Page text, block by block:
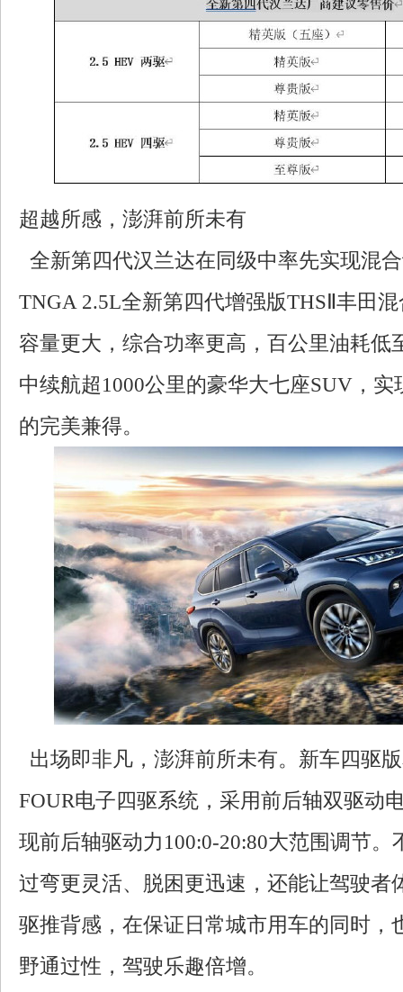
超越所感，澎湃前所未有
全新第四代汉兰达在同级中率先实现混
TNGA 2.5L全新第四代增强版THSⅡ丰田
容量更大，综合功率更高，百公里油耗低
中续航超1000公里的豪华大七座SUV，
的完美兼得。
出场即非凡，澎湃前所未有。新车四驱
FOUR电子四驱系统，采用前后轴双驱动
现前后轴驱动力100:0-20:80大范围调节。
过弯更灵活、脱困更迅速，还能让驾驶者
驱推背感，在保证日常城市用车的同时，
野通过性，驾驶乐趣倍增。